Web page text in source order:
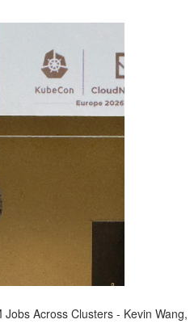
Across Clusters - Kevin Wang,